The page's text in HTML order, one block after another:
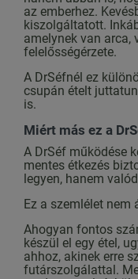
az emberhez.
kiszolgáltatott.
amelynek van arca,
felelősségérzete.
A DrSéfnél ez
csupán ételt
is.
Miért más ez a
A DrSéf működése
mentes étkezés
legyen, hanem
Ez a szemlélet nem
Ahogyan fontos
készül el egy étel,
ahhoz, akinek erre
futárszolgálattal.